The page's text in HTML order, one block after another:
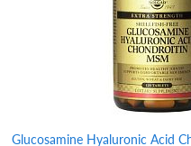
Glucosamine Hyaluronic Acid